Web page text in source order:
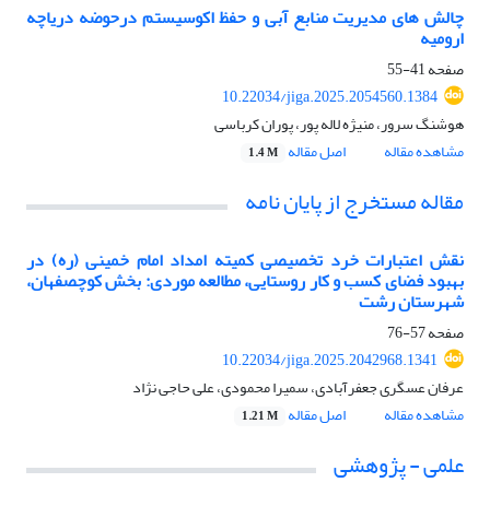
چالش های مدیریت منابع آبی و حفظ اکوسیستم درحوضه دریاچه
ارومیه
صفحه41-55
10.22034/jiga.2025.2054560.1384
هوشنگ سرور، منیژه لاله پور، پوران کرباسی
مشاهده مقاله
اصل مقاله 1.4 M
مقاله مستخرج از پایان نامه
نقش اعتبارات خرد تخصیصی کمیته امداد امام خمینی (ره) در
بهبود فضای کسب و کار روستایی، مطالعه موردی: بخش کوچصفهان،
شهرستان رشت
صفحه57-76
10.22034/jiga.2025.2042968.1341
عرفان عسگری جعفرآبادی، سمیرا محمودی، علی حاجی نژاد
مشاهده مقاله
اصل مقاله 1.21 M
علمی - پژوهشی